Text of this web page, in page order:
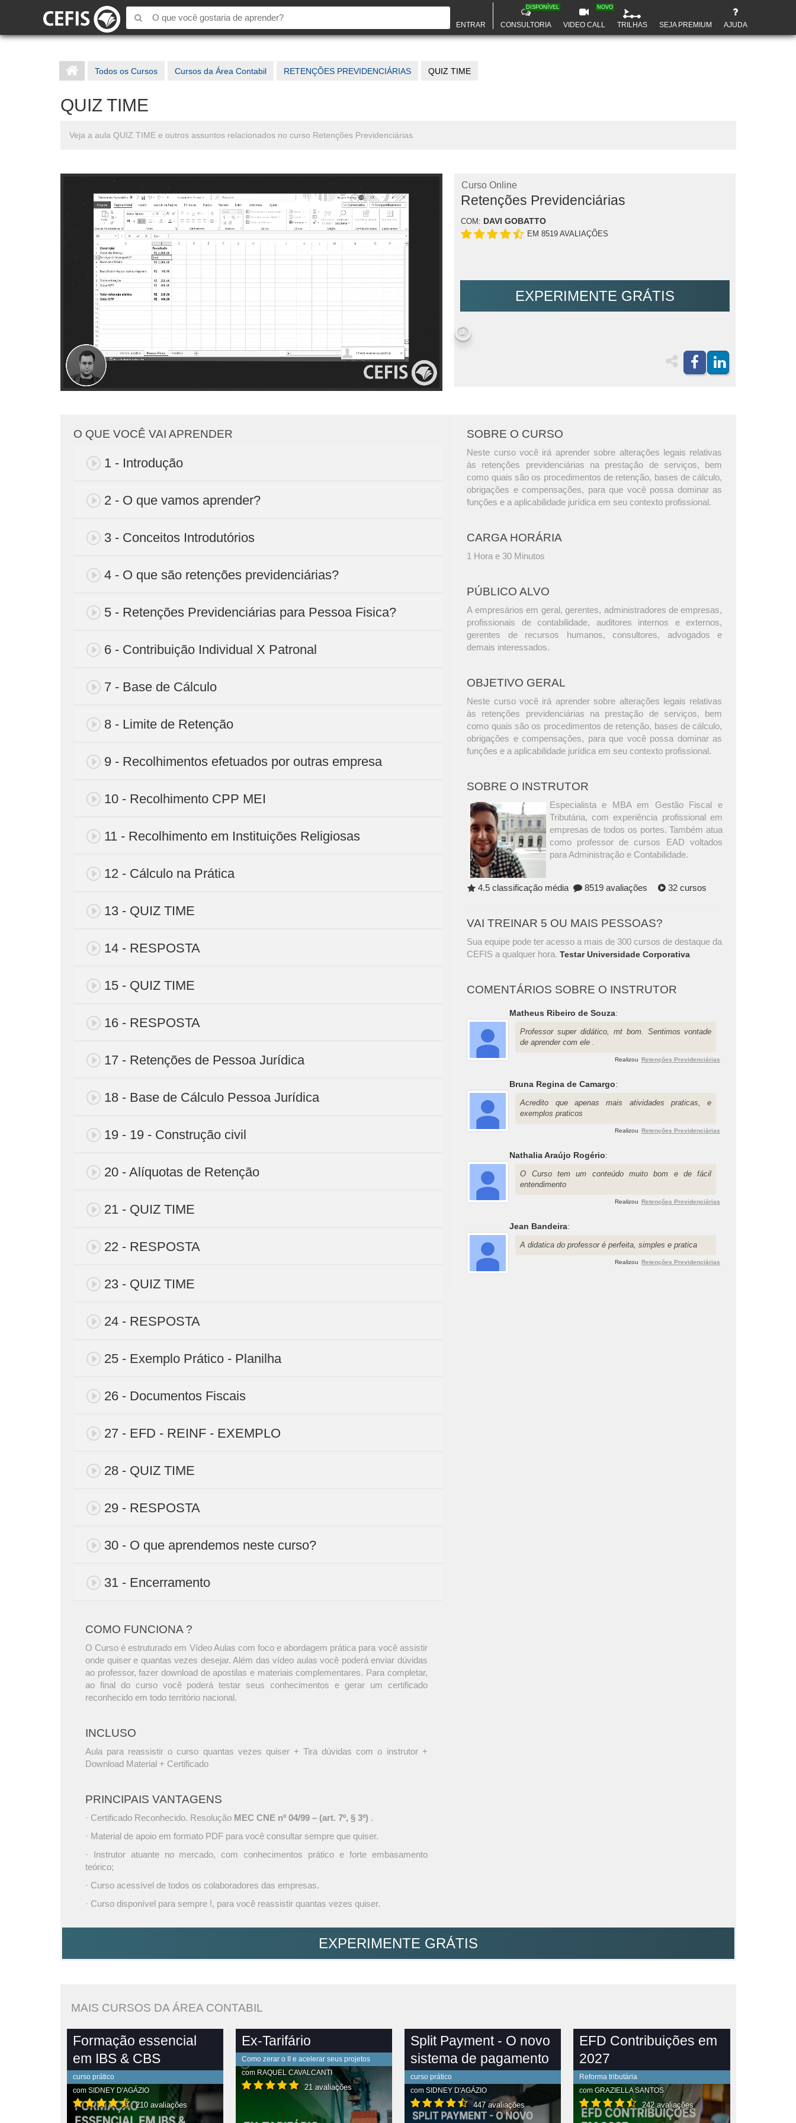
ENTRAR CONSULTORIA
DISPONÍVEL
VIDEO CALL
NOVO
TRILHAS SEJA PREMIUM AJUDA
Todos os Cursos Cursos da Área Contabil RETENÇÕES PREVIDENCIÁRIAS QUIZ TIME
QUIZ TIME
Veja a aula QUIZ TIME e outros assuntos relacionados no curso Retenções Previdenciárias
Curso Online
Retenções Previdenciárias
COM: DAVI GOBATTO
EM 8519 AVALIAÇÕES
EXPERIMENTE GRÁTIS
O QUE VOCÊ VAI APRENDER
1 - Introdução
2 - O que vamos aprender?
3 - Conceitos Introdutórios
4 - O que são retenções previdenciárias?
5 - Retenções Previdenciárias para Pessoa Fisica?
6 - Contribuição Individual X Patronal
7 - Base de Cálculo
8 - Limite de Retenção
9 - Recolhimentos efetuados por outras empresa
10 - Recolhimento CPP MEI
11 - Recolhimento em Instituições Religiosas
12 - Cálculo na Prática
13 - QUIZ TIME
14 - RESPOSTA
15 - QUIZ TIME
16 - RESPOSTA
17 - Retenções de Pessoa Jurídica
18 - Base de Cálculo Pessoa Jurídica
19 - 19 - Construção civil
20 - Alíquotas de Retenção
21 - QUIZ TIME
22 - RESPOSTA
23 - QUIZ TIME
24 - RESPOSTA
25 - Exemplo Prático - Planilha
26 - Documentos Fiscais
27 - EFD - REINF - EXEMPLO
28 - QUIZ TIME
29 - RESPOSTA
30 - O que aprendemos neste curso?
31 - Encerramento
COMO FUNCIONA ?
O Curso é estruturado em Vídeo Aulas com foco e abordagem prática para você assistir
onde quiser e quantas vezes desejar. Além das vídeo aulas você poderá enviar dúvidas
ao professor, fazer download de apostilas e materiais complementares. Para completar,
ao final do curso você poderá testar seus conhecimentos e gerar um certificado
reconhecido em todo território nacional.
INCLUSO
Aula para reassistir o curso quantas vezes quiser + Tira dúvidas com o instrutor +
Download Material + Certificado
PRINCIPAIS VANTAGENS
· Certificado Reconhecido. Resolução MEC CNE nº 04/99 – (art. 7º, § 3º) .
· Material de apoio em formato PDF para você consultar sempre que quiser.
· Instrutor atuante no mercado, com conhecimentos prático e forte embasamento
teórico;
· Curso acessível de todos os colaboradores das empresas.
· Curso disponível para sempre !, para você reassistir quantas vezes quiser.
SOBRE O CURSO
Neste curso você irá aprender sobre alterações legais relativas
às retenções previdenciárias na prestação de serviços, bem
como quais são os procedimentos de retenção, bases de cálculo,
obrigações e compensações, para que você possa dominar as
funções e a aplicabilidade jurídica em seu contexto profissional.
CARGA HORÁRIA
1 Hora e 30 Minutos
PÚBLICO ALVO
A empresários em geral, gerentes, administradores de empresas,
profissionais de contabilidade, auditores internos e externos,
gerentes de recursos humanos, consultores, advogados e
demais interessados.
OBJETIVO GERAL
Neste curso você irá aprender sobre alterações legais relativas
às retenções previdenciárias na prestação de serviços, bem
como quais são os procedimentos de retenção, bases de cálculo,
obrigações e compensações, para que você possa dominar as
funções e a aplicabilidade jurídica em seu contexto profissional.
SOBRE O INSTRUTOR
Especialista e MBA em Gestão Fiscal e
Tributária, com experiência profissional em
empresas de todos os portes. Também atua
como professor de cursos EAD voltados
para Administração e Contabilidade.
4.5 classificação média 8519 avaliações 32 cursos
VAI TREINAR 5 OU MAIS PESSOAS?
Sua equipe pode ter acesso a mais de 300 cursos de destaque da
CEFIS a qualquer hora.Testar Universidade Corporativa
COMENTÁRIOS SOBRE O INSTRUTOR
Matheus Ribeiro de Souza:
Professor super didático, mt bom. Sentimos vontade
de aprender com ele .
Realizou Retenções Previdenciárias
Bruna Regina de Camargo:
Acredito que apenas mais atividades praticas, e
exemplos praticos
Realizou Retenções Previdenciárias
Nathalia Araújo Rogério:
O Curso tem um conteúdo muito bom e de fácil
entendimento
Realizou Retenções Previdenciárias
Jean Bandeira:
A didatica do professor é perfeita, simples e pratica
Realizou Retenções Previdenciárias
EXPERIMENTE GRÁTIS
MAIS CURSOS DA ÁREA CONTABIL
Formação essencial
em IBS & CBS
curso prático
com SIDNEY D'AGÁZIO
210 avaliações
Ex-Tarifário
Como zerar o II e acelerar seus projetos
com RAQUEL CAVALCANTI
21 avaliações
Split Payment - O novo
sistema de pagamento
curso prático
com SIDNEY D'AGÁZIO
447 avaliações
EFD Contribuições em
2027
Reforma tributária
comGRAZIELLA SANTOS
242 avaliações